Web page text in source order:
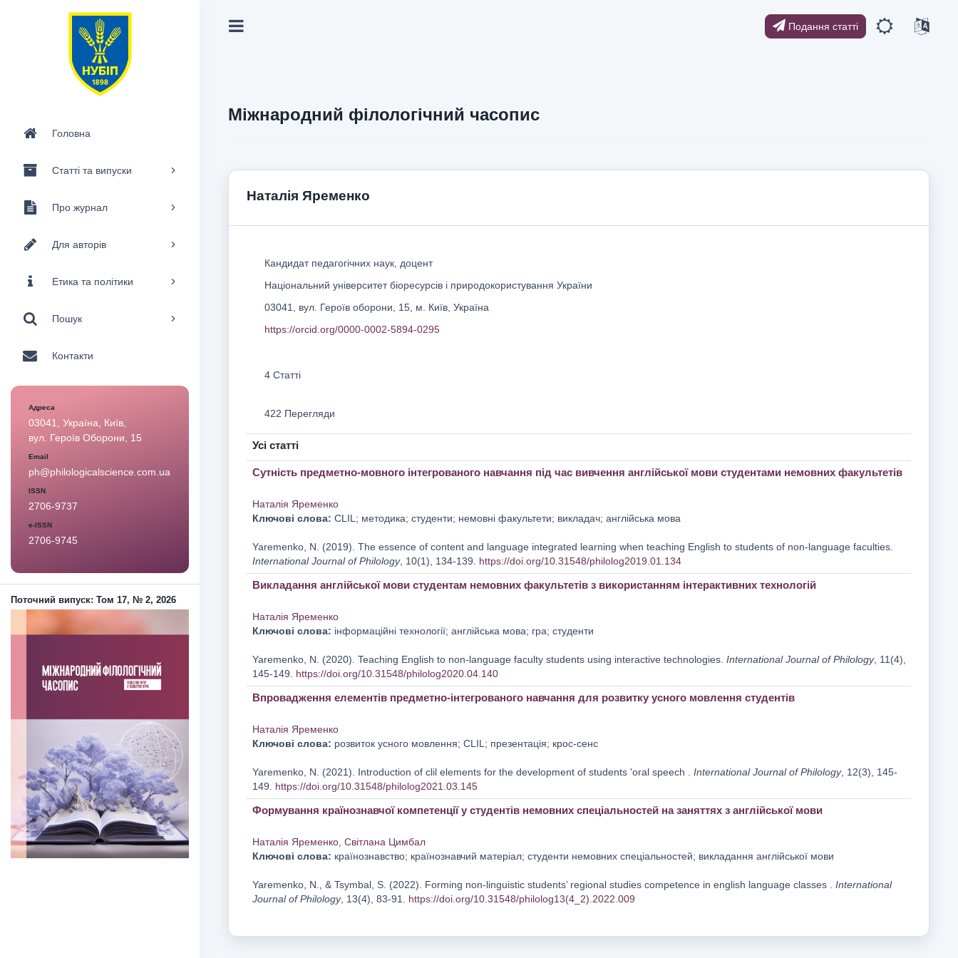
Головна
Статті та випуски
Про журнал
Для авторів
Етика та політики
Пошук
Контакти
Адреса
03041, Україна, Київ,
вул. Героїв Оборони, 15
Email
ph@philologicalscience.com.ua
ISSN
2706-9737
e-ISSN
2706-9745
Поточний випуск: Том 17, № 2, 2026
Подання статті
Міжнародний філологічний часопис
Наталія Яременко
Кандидат педагогічних наук, доцент
Національний університет біоресурсів і природокористування України
03041, вул. Героїв оборони, 15, м. Київ, Україна
https://orcid.org/0000-0002-5894-0295
4 Статті
422 Перегляди
Усі статті
Сутність предметно-мовного інтегрованого навчання під час вивчення англійської мови студентами немовних факультетів
Наталія Яременко
Ключові слова: CLIL; методика; студенти; немовні факультети; викладач; англійська мова
Yaremenko, N. (2019). The essence of content and language integrated learning when teaching English to students of non-language faculties.
International Journal of Philology, 10(1), 134-139. https://doi.org/10.31548/philolog2019.01.134
Викладання англійської мови студентам немовних факультетів з використанням інтерактивних технологій
Наталія Яременко
Ключові слова: інформаційні технології; англійська мова; гра; студенти
Yaremenko, N. (2020). Teaching English to non-language faculty students using interactive technologies. International Journal of Philology, 11(4),
145-149. https://doi.org/10.31548/philolog2020.04.140
Впровадження елементів предметно-інтегрованого навчання для розвитку усного мовлення студентів
Наталія Яременко
Ключові слова: розвиток усного мовлення; CLIL; презентація; крос-сенс
Yaremenko, N. (2021). Introduction of clil elements for the development of students 'oral speech . International Journal of Philology, 12(3), 145-
149. https://doi.org/10.31548/philolog2021.03.145
Формування країнознавчої компетенції у студентів немовних спеціальностей на заняттях з англійської мови
Наталія Яременко, Світлана Цимбал
Ключові слова: країнознавство; країнознавчий матеріал; студенти немовних спеціальностей; викладання англійської мови
Yaremenko, N., & Tsymbal, S. (2022). Forming non-linguistic students’ regional studies competence in english language classes . International
Journal of Philology, 13(4), 83-91. https://doi.org/10.31548/philolog13(4_2).2022.009